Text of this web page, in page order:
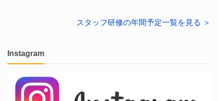
スタッフ研修の年間予定一覧を見る ＞
Instagram